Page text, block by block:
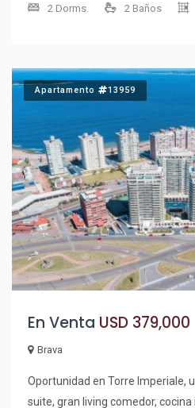
vista la mar, solarium * Alquiler
aseguradora Porto o Sura + 1
por mobilliario * En caso
nuestros asesores!
2 Dorms. 2 Baños
Apartamento 13959
En Venta USD 379,000
Brava
Oportunidad en Torre Imperiale,
suite, gran living comedor,